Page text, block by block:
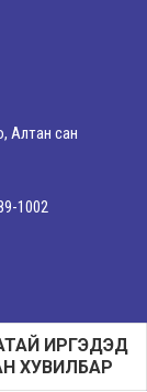
ИРГЭДЭД
ХУВИЛБАР
Алтан сан
1002
Сургууль. Бүх
Mind Agency